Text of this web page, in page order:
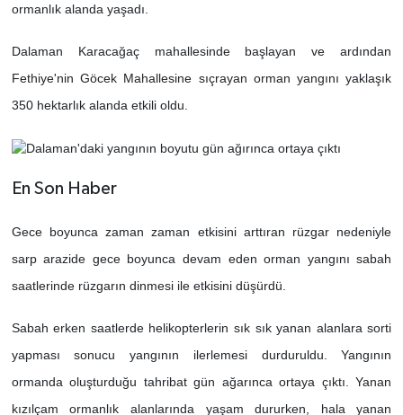
ormanlık alanda yaşadı.
Dalaman Karacağaç mahallesinde başlayan ve ardından
Fethiye'nin Göcek Mahallesine sıçrayan orman yangını yaklaşık
350 hektarlık alanda etkili oldu.
En Son Haber
Gece boyunca zaman zaman etkisini arttıran rüzgar nedeniyle
sarp arazide gece boyunca devam eden orman yangını sabah
saatlerinde rüzgarın dinmesi ile etkisini düşürdü.
Sabah erken saatlerde helikopterlerin sık sık yanan alanlara sorti
yapması sonucu yangının ilerlemesi durduruldu. Yangının
ormanda oluşturduğu tahribat gün ağarınca ortaya çıktı. Yanan
kızılçam ormanlık alanlarında yaşam dururken, hala yanan